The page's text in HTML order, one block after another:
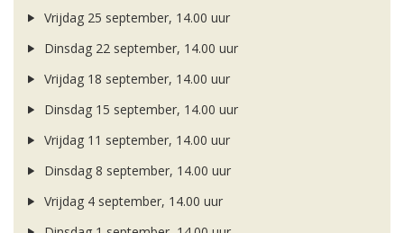
Vrijdag 25 september, 14.00 uur
Dinsdag 22 september, 14.00 uur
Vrijdag 18 september, 14.00 uur
Dinsdag 15 september, 14.00 uur
Vrijdag 11 september, 14.00 uur
Dinsdag 8 september, 14.00 uur
Vrijdag 4 september, 14.00 uur